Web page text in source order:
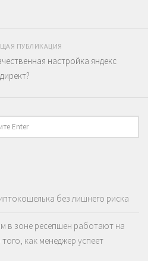
ПУБЛИКАЦИЯ
настройка яндекс
директ?
без лишнего риска
в зоне ресепшен работают на
как менеджер успеет